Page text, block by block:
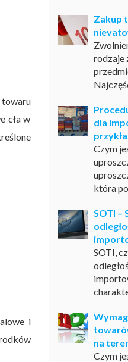
towaru
cła w
i
Zakup
rodzaje
dla
Czym
która
SOTI –
SOTI,
na
Czym